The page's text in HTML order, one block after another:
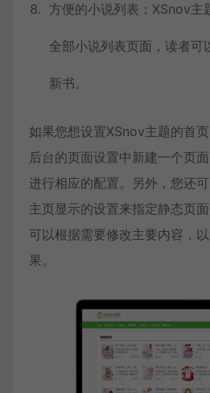
方便的小说列表：XSnov主
全部小说列表页面，读者可
新书。
如果您想设置XSnov主题的首
后台的页面设置中新建一个页
进行相应的配置。另外，您还
主页显示的设置来指定静态页
可以根据需要修改主要内容，
果。